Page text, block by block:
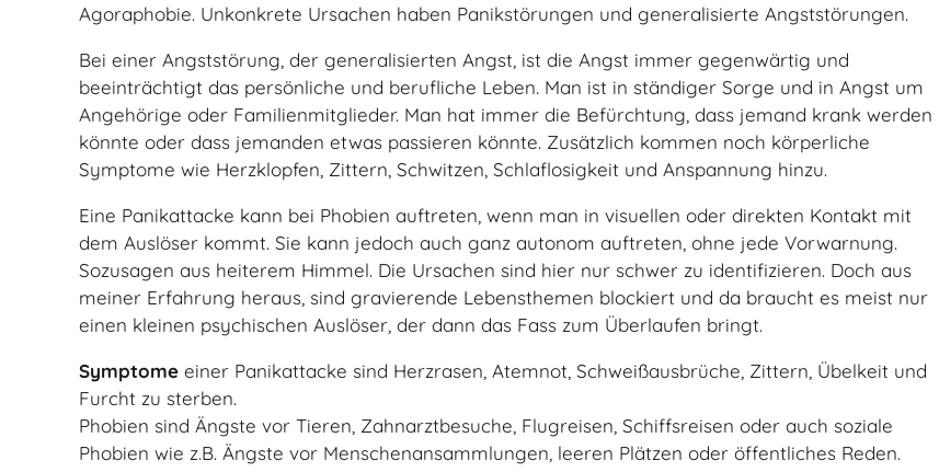
Agoraphobie. Unkonkrete Ursachen haben Panikstörungen und generalisierte Angststörungen.
Bei einer Angststörung, der generalisierten Angst, ist die Angst immer gegenwärtig und
beeinträchtigt das persönliche und berufliche Leben. Man ist in ständiger Sorge und in Angst um
Angehörige oder Familienmitglieder. Man hat immer die Befürchtung, dass jemand krank werden
könnte oder dass jemanden etwas passieren könnte. Zusätzlich kommen noch körperliche
Symptome wie Herzklopfen, Zittern, Schwitzen, Schlaflosigkeit und Anspannung hinzu.
Eine Panikattacke kann bei Phobien auftreten, wenn man in visuellen oder direkten Kontakt mit
dem Auslöser kommt. Sie kann jedoch auch ganz autonom auftreten, ohne jede Vorwarnung.
Sozusagen aus heiterem Himmel. Die Ursachen sind hier nur schwer zu identifizieren. Doch aus
meiner Erfahrung heraus, sind gravierende Lebensthemen blockiert und da braucht es meist nur
einen kleinen psychischen Auslöser, der dann das Fass zum Überlaufen bringt.
Symptome einer Panikattacke sind Herzrasen, Atemnot, Schweißausbrüche, Zittern, Übelkeit und
Furcht zu sterben.
Phobien sind Ängste vor Tieren, Zahnarztbesuche, Flugreisen, Schiffsreisen oder auch soziale
Phobien wie z.B. Ängste vor Menschenansammlungen, leeren Plätzen oder öffentliches Reden.